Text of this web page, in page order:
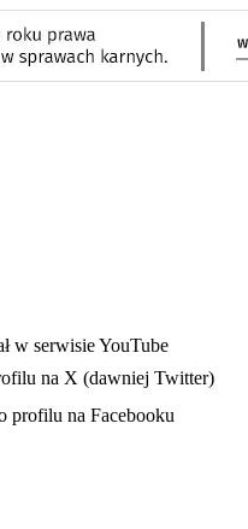
karcie
w serwisie YouTube
na X (dawniej Twitter)
karcie
profilu na Facebooku